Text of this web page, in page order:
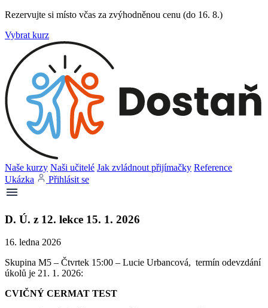
Rezervujte si místo včas za zvýhodněnou cenu (do 16. 8.)
Vybrat kurz
Naše kurzy Naši učitelé Jak zvládnout přijímačky Reference
Ukázka
Přihlásit se
D. Ú. z 12. lekce 15. 1. 2026
16. ledna 2026
Skupina M5 – Čtvrtek 15:00 – Lucie Urbancová, termín odevzdání
úkolů je 21. 1. 2026:
CVIČNÝ CERMAT TEST